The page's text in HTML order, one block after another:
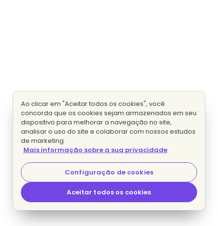
Ao clicar em "Aceitar todos os cookies", você
concorda que os cookies sejam armazenados em seu
dispositivo para melhorar a navegação no site,
analisar o uso do site e colaborar com nossos estudos
de marketing.
Mais informação sobre a sua privacidade
Configuração de cookies
Aceitar todos os cookies